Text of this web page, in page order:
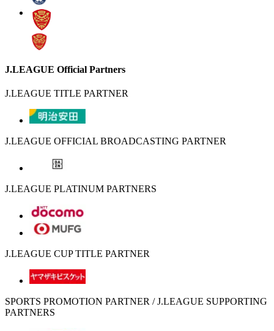
J.LEAGUE Official Partners
J.LEAGUE TITLE PARTNER
J.LEAGUE OFFICIAL BROADCASTING PARTNER
J.LEAGUE PLATINUM PARTNERS
J.LEAGUE CUP TITLE PARTNER
SPORTS PROMOTION PARTNER / J.LEAGUE SUPPORTING
PARTNERS